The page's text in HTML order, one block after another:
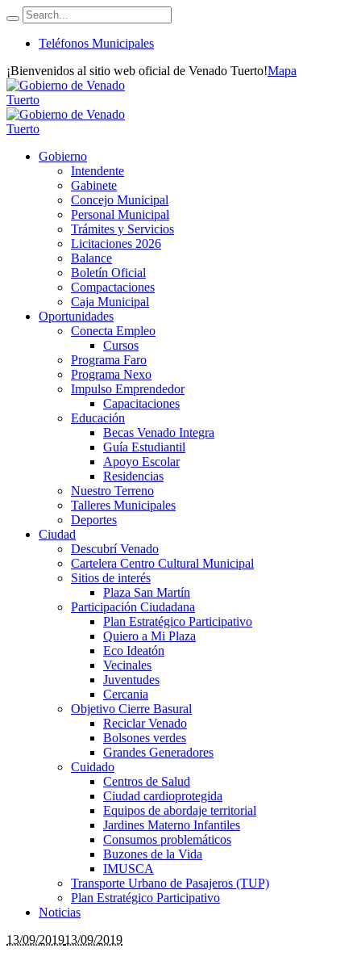
Teléfonos Municipales
¡Bienvenidos al sitio web oficial de Venado Tuerto!Mapa
Gobierno
Intendente
Gabinete
Concejo Municipal
Personal Municipal
Trámites y Servicios
Licitaciones 2026
Balance
Boletín Oficial
Compactaciones
Caja Municipal
Oportunidades
Conecta Empleo
Cursos
Programa Faro
Programa Nexo
Impulso Emprendedor
Capacitaciones
Educación
Becas Venado Integra
Guía Estudiantil
Apoyo Escolar
Residencias
Nuestro Terreno
Talleres Municipales
Deportes
Ciudad
Descubrí Venado
Cartelera Centro Cultural Municipal
Sitios de interés
Plaza San Martín
Participación Ciudadana
Plan Estratégico Participativo
Quiero a Mi Plaza
Eco Ideatón
Vecinales
Juventudes
Cercania
Objetivo Cierre Basural
Reciclar Venado
Bolsones verdes
Grandes Generadores
Cuidado
Centros de Salud
Ciudad cardioprotegida
Equipos de abordaje territorial
Jardines Materno Infantiles
Consumos problemáticos
Buzones de la Vida
IMUSCA
Transporte Urbano de Pasajeros (TUP)
Plan Estratégico Participativo
Noticias
13/09/201913/09/2019